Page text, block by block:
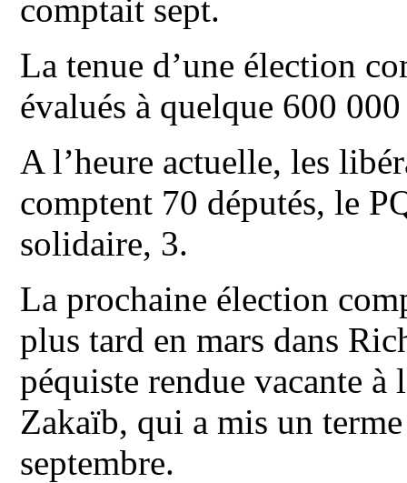
comptait sept.
La tenue d’une élection
évalués à quelque 600
A l’heure actuelle, les
comptent 70 députés, le
solidaire, 3.
La prochaine élection
plus tard en mars dans
péquiste rendue vacante à
Zakaïb, qui a mis un
septembre.